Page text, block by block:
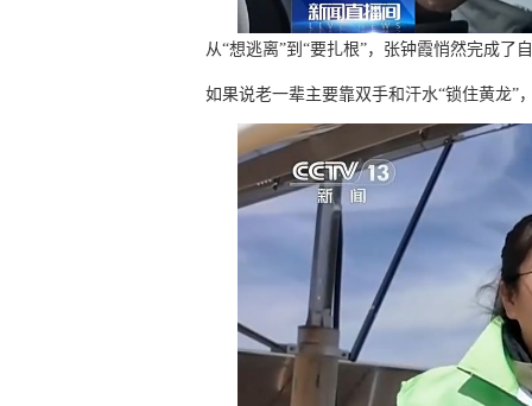
从“想逃离”到“要扎根”，张钟霞悄然完成
如果说老一辈主要靠双手和汗水“锁住黄龙”